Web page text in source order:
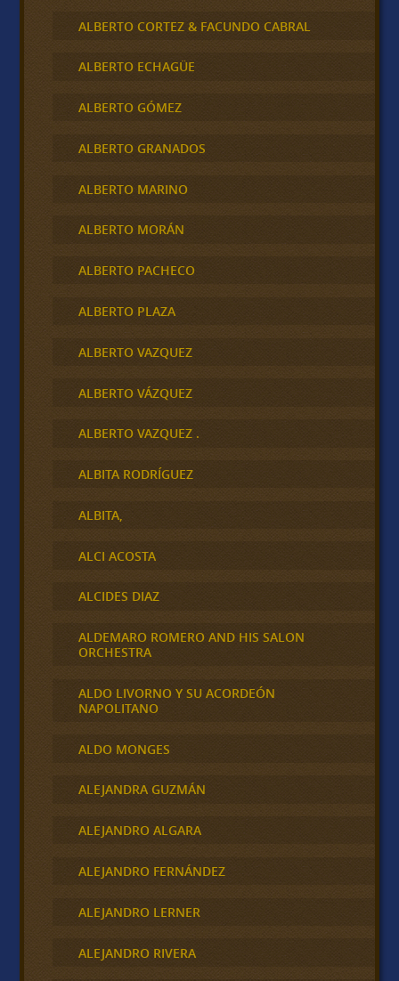
ALBERTO CORTEZ & FACUNDO CABRAL
ALBERTO ECHAGÜE
ALBERTO GÓMEZ
ALBERTO GRANADOS
ALBERTO MARINO
ALBERTO MORÁN
ALBERTO PACHECO
ALBERTO PLAZA
ALBERTO VAZQUEZ
ALBERTO VÁZQUEZ
ALBERTO VAZQUEZ .
ALBITA RODRÍGUEZ
ALBITA,
ALCI ACOSTA
ALCIDES DIAZ
ALDEMARO ROMERO AND HIS SALON
ORCHESTRA
ALDO LIVORNO Y SU ACORDEÓN
NAPOLITANO
ALDO MONGES
ALEJANDRA GUZMÁN
ALEJANDRO ALGARA
ALEJANDRO FERNÁNDEZ
ALEJANDRO LERNER
ALEJANDRO RIVERA